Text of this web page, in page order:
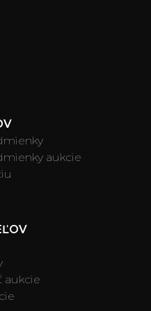
aukcie
aukcie